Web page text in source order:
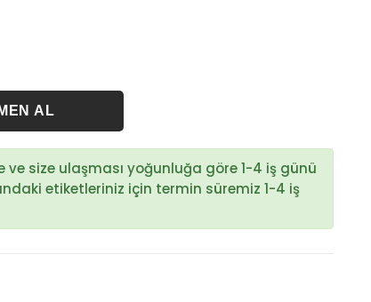
size ulaşması yoğunluğa göre 1-4 iş günü
etiketleriniz için termin süremiz 1-4 iş